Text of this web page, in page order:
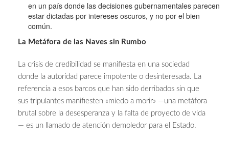
en un país donde las decisiones gubernamentales parecen
estar dictadas por intereses oscuros, y no por el bien
común.
La Metáfora de las Naves sin Rumbo
La crisis de credibilidad se manifiesta en una sociedad
donde la autoridad parece impotente o desinteresada. La
referencia a esos barcos que han sido derribados sin que
sus tripulantes manifiesten «miedo a morir» —una metáfora
brutal sobre la desesperanza y la falta de proyecto de vida
— es un llamado de atención demoledor para el Estado.